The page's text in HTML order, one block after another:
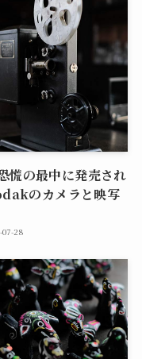
慌の最中に発売され
のカメラと映写
28